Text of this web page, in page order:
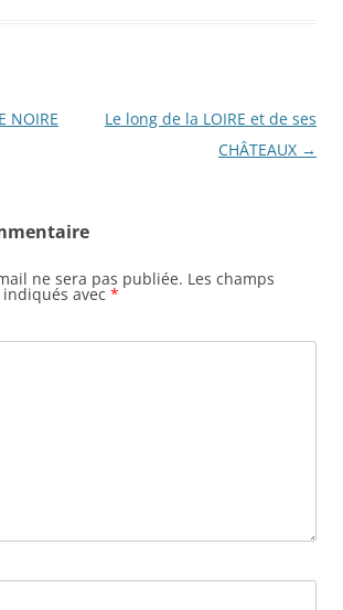
NOIRE
Le long de la LOIRE et de ses
CHÂTEAUX →
ne sera pas publiée. Les champs
avec *